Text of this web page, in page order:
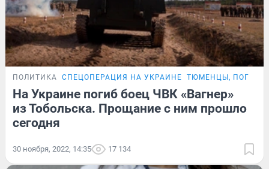
ПОЛИТИКА СПЕЦОПЕРАЦИЯ НА УКРАИНЕ ТЮМЕНЦЫ,
На Украине погиб боец ЧВК «Вагнер»
из Тобольска. Прощание с ним прошло
сегодня
30 ноября, 2022, 14:35 17 134